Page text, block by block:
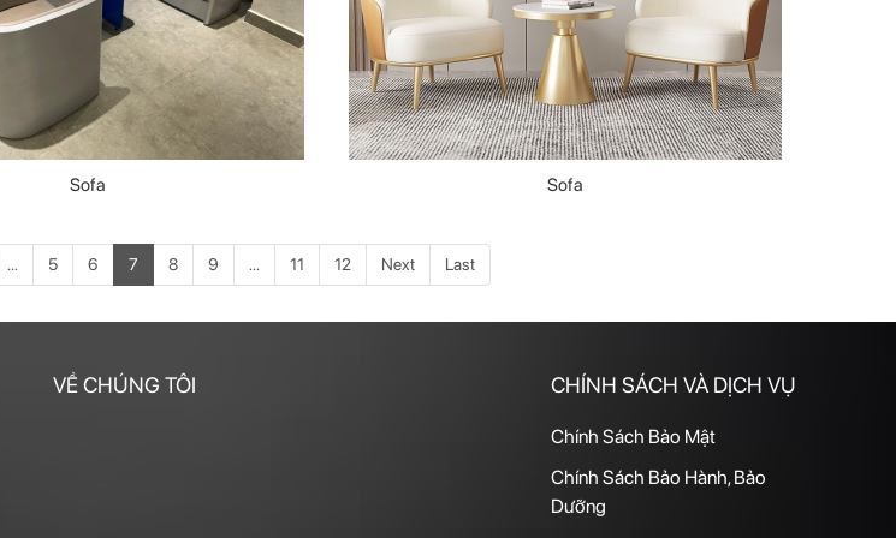
Sofa Sofa
... 5 6 7 8 9 ... 11 12 Next Last
VỀ CHÚNG TÔI CHÍNH SÁCH VÀ DỊCH VỤ
Chính Sách Bảo Mật
Chính Sách Bảo Hành, Bảo
Dưỡng